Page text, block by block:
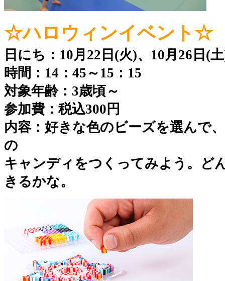
☆ハロウィンイベント☆
日にち：10月22日(火)、10月26日(
時間：14：45～15：15
対象年齢：3歳頃～
参加費：税込300円
内容：好きな色のビーズを選んで
の
キャンディをつくってみよう。ど
きるかな。